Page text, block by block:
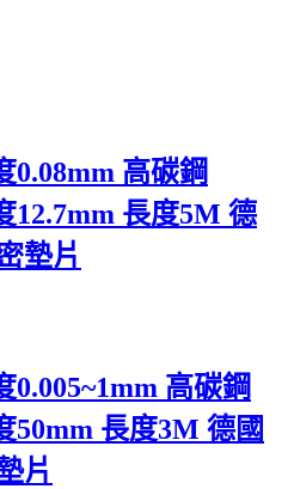
0.08mm 高碳鋼
12.7mm 長度5M 德
墊片
0.005~1mm 高碳鋼
50mm 長度3M 德國
片